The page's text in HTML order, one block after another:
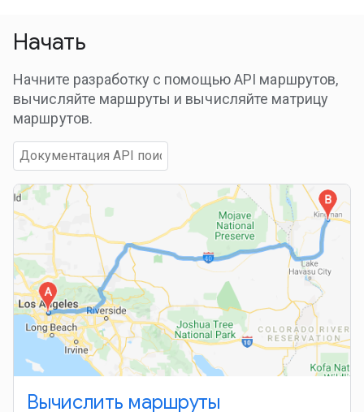
Начать
Начните разработку с помощью API маршрутов,
вычисляйте маршруты и вычисляйте матрицу
маршрутов.
Вычислить маршруты